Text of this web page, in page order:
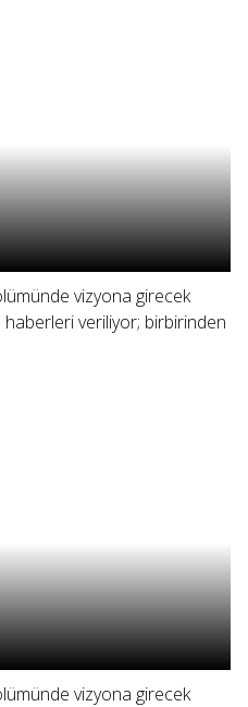
vizyona girecek
veriliyor; birbirinden
vizyona girecek